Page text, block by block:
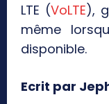
LTE (VoLTE),
même
disponible.
Ecrit par